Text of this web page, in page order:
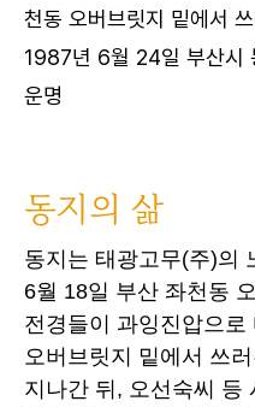
천동 오버브릿지 밑에서
1987년 6월 24일 부산시
운명
동지의 삶
동지는 태광고무(주)의
6월 18일 부산 좌천동
전경들이 과잉진압으
오버브릿지 밑에서 쓰
지나간 뒤, 오선숙씨 등